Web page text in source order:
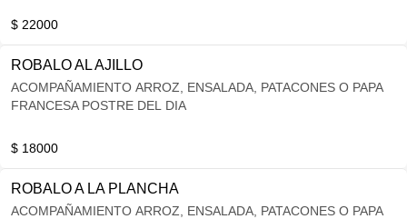
$ 22000
ROBALO AL AJILLO
ACOMPAÑAMIENTO ARROZ, ENSALADA, PATACONES O PAPA
FRANCESA POSTRE DEL DIA
$ 18000
ROBALO A LA PLANCHA
ACOMPAÑAMIENTO ARROZ, ENSALADA, PATACONES O PAPA